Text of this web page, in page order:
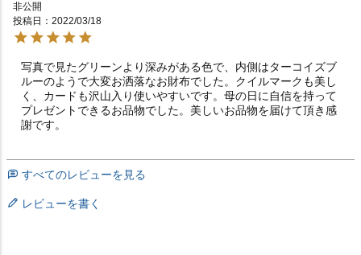
非公開
投稿日
2022/03/18
写真で見たグリーンより深みがある色で、内側はターコイズブ
ルーのようで大変お洒落なお財布でした。クイルマークも美し
く、カードも沢山入り使いやすいです。母の日に自信を持って
プレゼントできるお品物でした。美しいお品物を届けて頂き感
謝です。
すべてのレビューを見る
レビューを書く